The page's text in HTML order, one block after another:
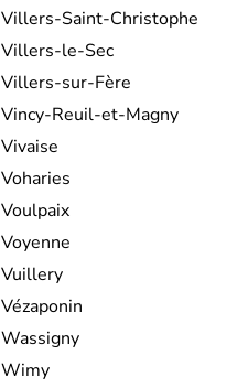
Villers-Saint-Christophe
Villers-le-Sec
Villers-sur-Fère
Vincy-Reuil-et-Magny
Vivaise
Voharies
Voulpaix
Voyenne
Vuillery
Vézaponin
Wassigny
Wimy